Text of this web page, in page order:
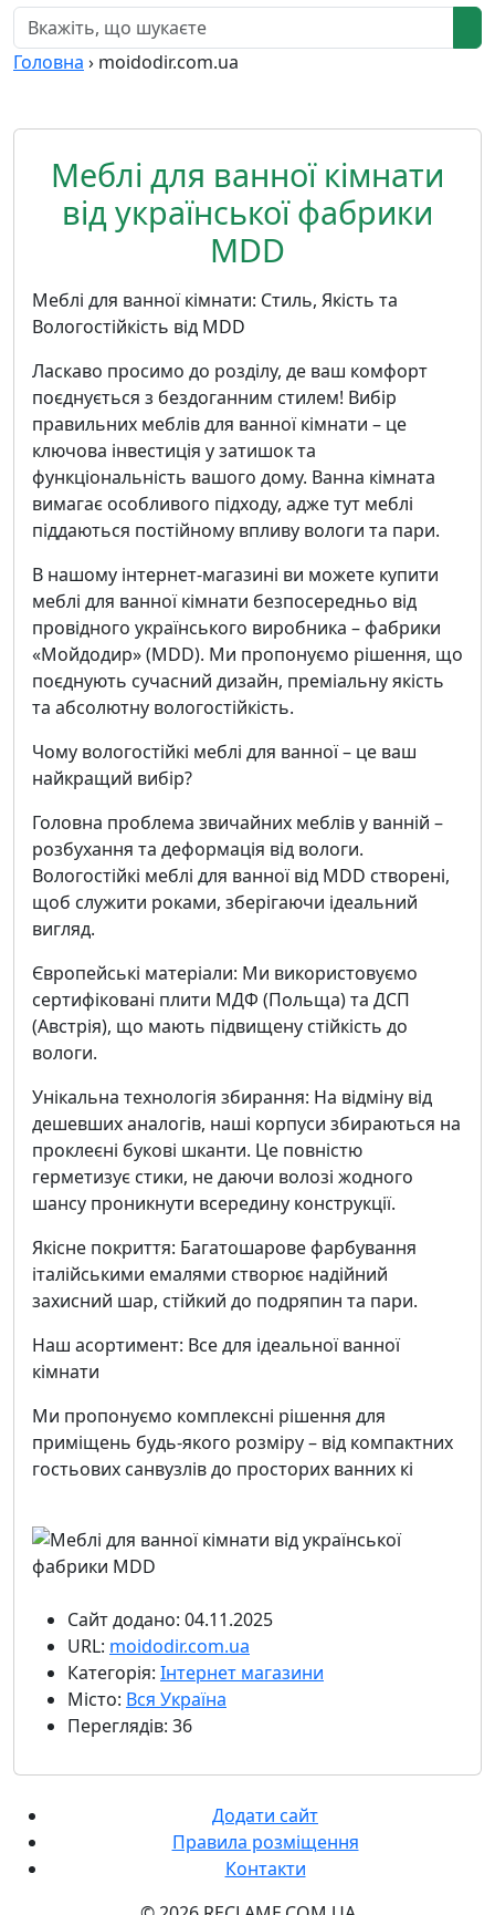
Головна › moidodir.com.ua
Меблі для ванної кімнати
від української фабрики
MDD
Меблі для ванної кімнати: Стиль, Якість та
Вологостійкість від MDD
Ласкаво просимо до розділу, де ваш комфорт
поєднується з бездоганним стилем! Вибір
правильних меблів для ванної кімнати – це
ключова інвестиція у затишок та
функціональність вашого дому. Ванна кімната
вимагає особливого підходу, адже тут меблі
піддаються постійному впливу вологи та пари.
В нашому інтернет-магазині ви можете купити
меблі для ванної кімнати безпосередньо від
провідного українського виробника – фабрики
«Мойдодир» (MDD). Ми пропонуємо рішення, що
поєднують сучасний дизайн, преміальну якість
та абсолютну вологостійкість.
Чому вологостійкі меблі для ванної – це ваш
найкращий вибір?
Головна проблема звичайних меблів у ванній –
розбухання та деформація від вологи.
Вологостійкі меблі для ванної від MDD створені,
щоб служити роками, зберігаючи ідеальний
вигляд.
Європейські матеріали: Ми використовуємо
сертифіковані плити МДФ (Польща) та ДСП
(Австрія), що мають підвищену стійкість до
вологи.
Унікальна технологія збирання: На відміну від
дешевших аналогів, наші корпуси збираються на
проклеєні букові шканти. Це повністю
герметизує стики, не даючи волозі жодного
шансу проникнути всередину конструкції.
Якісне покриття: Багатошарове фарбування
італійськими емалями створює надійний
захисний шар, стійкий до подряпин та пари.
Наш асортимент: Все для ідеальної ванної
кімнати
Ми пропонуємо комплексні рішення для
приміщень будь-якого розміру – від компактних
гостьових санвузлів до просторих ванних кі
Сайт додано: 04.11.2025
URL: moidodir.com.ua
Категорія: Інтернет магазини
Місто: Вся Україна
Переглядів: 36
Додати сайт
Правила розміщення
Контакти